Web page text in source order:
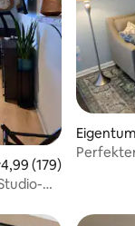
Bewertungen
4,99 (179)
prings